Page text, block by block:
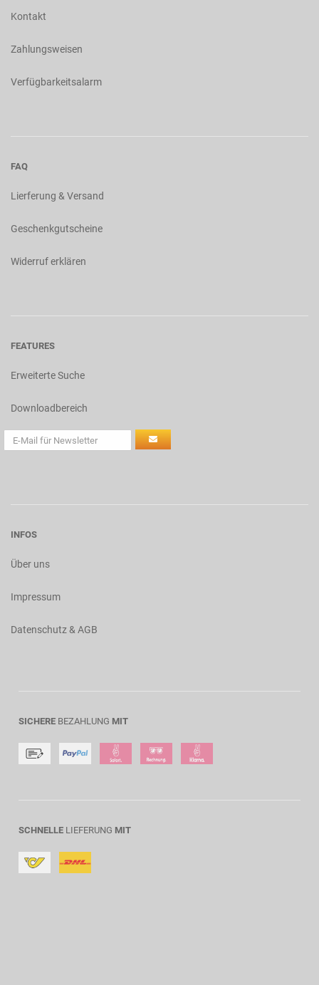
Kontakt
Zahlungsweisen
Verfügbarkeitsalarm
FAQ
Lierferung & Versand
Geschenkgutscheine
Widerruf erklären
FEATURES
Erweiterte Suche
Downloadbereich
INFOS
Über uns
Impressum
Datenschutz & AGB
SICHERE BEZAHLUNG MIT
SCHNELLE LIEFERUNG MIT